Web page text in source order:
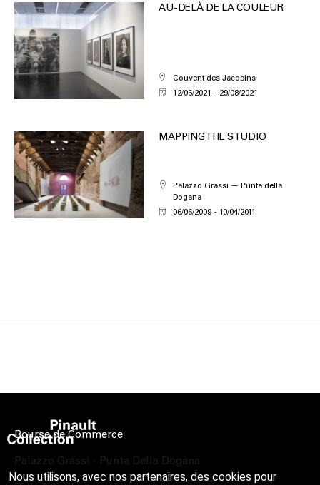
AU-DELÀ DE LA COULEUR
Couvent des Jacobins
12/06/2021
29/08/2021
MAPPING THE STUDIO
Palazzo Grassi — Punta della
Dogana
06/06/2009
10/04/2011
Bourse de Commerce
Palazzo Grassi - Punta Della Dogana
Nous utilisons, avec nos partenaires, des cookies pour